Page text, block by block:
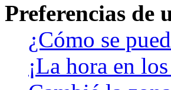
Preferencias de
¿Cómo se
¡La hora en